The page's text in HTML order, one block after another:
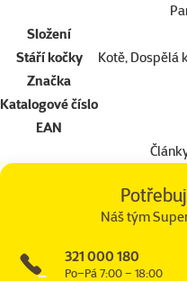
Složení
Stáří kočky
Kotě, Dospělá
Značka
Katalogové číslo
EAN
Náš tým
321 000 180
Po–Pá 7:00 – 18:00